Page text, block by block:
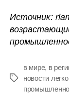
Источник:
Метки
в мире, в
новости